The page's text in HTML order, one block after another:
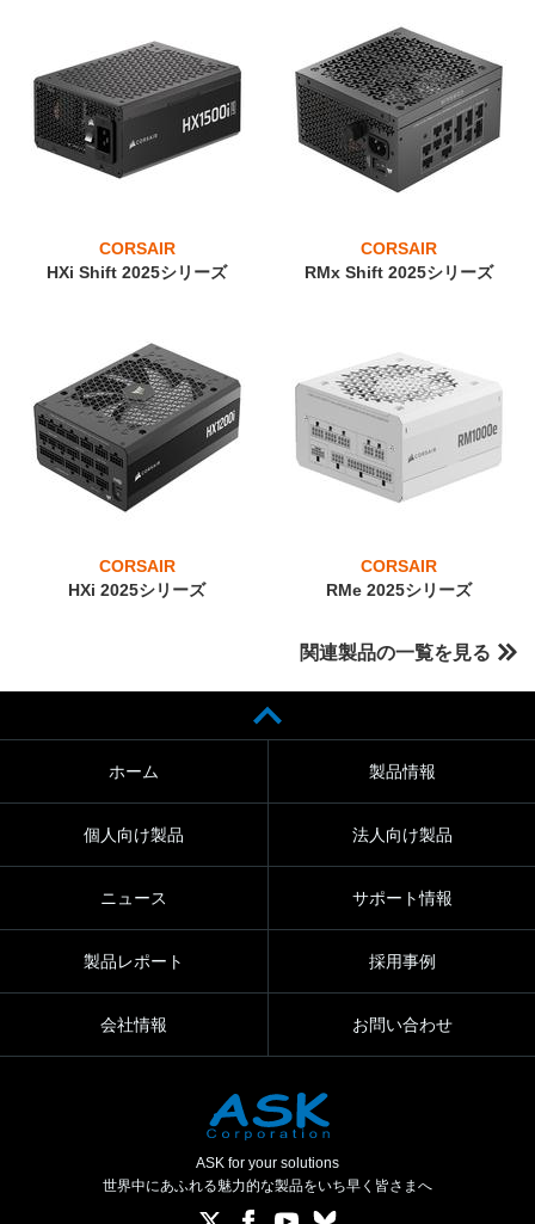
CORSAIR
HXi Shift 2025シリーズ
CORSAIR
RMx Shift 2025シリーズ
CORSAIR
HXi 2025シリーズ
CORSAIR
RMe 2025シリーズ
関連製品の一覧を見る
ホーム 製品情報
個人向け製品 法人向け製品
ニュース サポート情報
製品レポート 採用事例
会社情報 お問い合わせ
ASK for your solutions
世界中にあふれる魅力的な製品をいち早く皆さまへ